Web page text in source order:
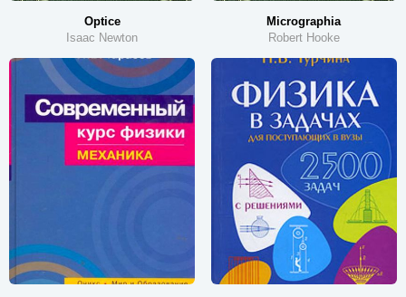
Optice
Isaac Newton
Micrographia
Robert Hooke